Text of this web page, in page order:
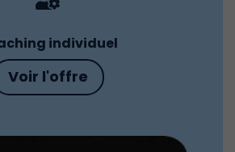
individuel
Voir l'offre